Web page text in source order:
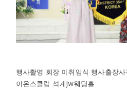
행사촬영 회장 이취임식 행사출장
이온스클럽 석계jw웨딩홀